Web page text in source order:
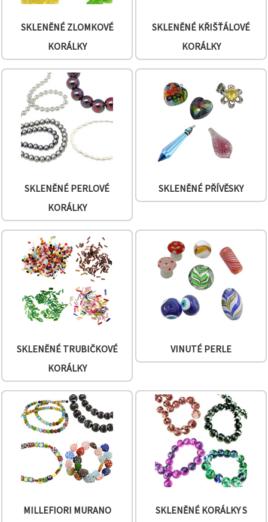
Nastavení
SKLENĚNÉ ZLOMKOVÉ
KORÁLKY
SKLENĚNÉ KŘIŠŤÁLOVÉ
KORÁLKY
SKLENĚNÉ PERLOVÉ
KORÁLKY
SKLENĚNÉ PŘÍVĚSKY
SKLENĚNÉ TRUBIČKOVÉ
KORÁLKY
VINUTÉ PERLE
MILLEFIORI MURANO
SKLENĚNÉ KORÁLKY S